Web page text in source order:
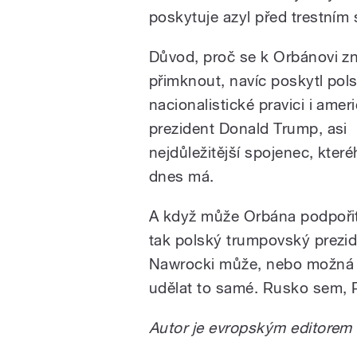
poskytuje azyl před trestním
Důvod, proč se k Orbánovi
přimknout, navíc poskytl
nacionalistické pravici i
prezident Donald Trump, asi
nejdůležitější spojenec,
dnes má.
A když může Orbána
tak polský trumpovský
Nawrocki může, nebo
udělat to samé. Rusko sem,
Autor je evropským editorem